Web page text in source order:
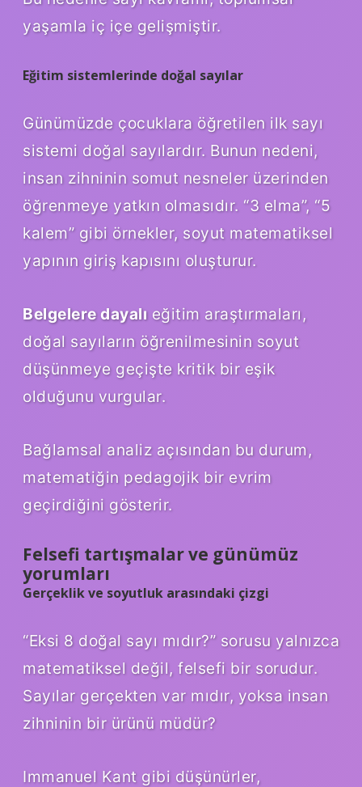
yaşamla iç içe gelişmiştir.
Eğitim sistemlerinde doğal sayılar
Günümüzde çocuklara öğretilen ilk sayı
sistemi doğal sayılardır. Bunun nedeni,
insan zihninin somut nesneler üzerinden
öğrenmeye yatkın olmasıdır. “3 elma”, “5
kalem” gibi örnekler, soyut matematiksel
yapının giriş kapısını oluşturur.
Belgelere dayalıeğitim araştırmaları,
doğal sayıların öğrenilmesinin soyut
düşünmeye geçişte kritik bir eşik
olduğunu vurgular.
Bağlamsal analiz açısından bu durum,
matematiğin pedagojik bir evrim
geçirdiğini gösterir.
Felsefi tartışmalar ve günümüz
yorumları
Gerçeklik ve soyutluk arasındaki çizgi
“Eksi 8 doğal sayı mıdır?” sorusu yalnızca
matematiksel değil, felsefi bir sorudur.
Sayılar gerçekten var mıdır, yoksa insan
zihninin bir ürünü müdür?
Immanuel Kant gibi düşünürler,